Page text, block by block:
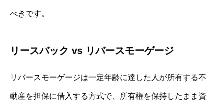
べきです。
リースバック vs リバースモーゲージ
リバースモーゲージは一定年齢に達した人が所有する不
動産を担保に借入する方式で、所有権を保持したまま資